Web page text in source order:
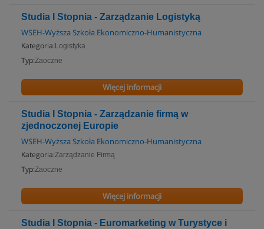
Studia I Stopnia - Zarządzanie Logistyką
WSEH-Wyższa Szkoła Ekonomiczno-Humanistyczna
Kategoria: Logistyka
Typ:Zaoczne
Więcej informacji
Studia I Stopnia - Zarządzanie firmą w
zjednoczonej Europie
WSEH-Wyższa Szkoła Ekonomiczno-Humanistyczna
Kategoria:Zarządzanie Firmą
Typ:Zaoczne
Więcej informacji
Studia I Stopnia - Euromarketing w Turystyce i